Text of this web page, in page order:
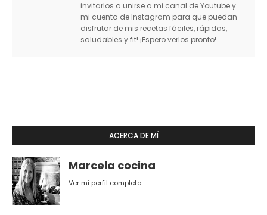
invitarlos a unirse a mi canal de Youtube y
mi cuenta de Instagram para que puedan
disfrutar de mis recetas fáciles, rápidas,
saludables y fit! ¡Espero verlos pronto!
ACERCA DE MÍ
Marcela cocina
Ver mi perfil completo